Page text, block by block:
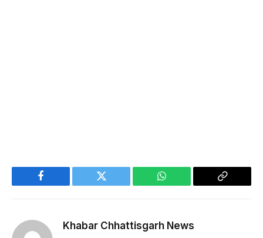
Facebook Twitter WhatsApp
Copy
Khabar Chhattisgarh News